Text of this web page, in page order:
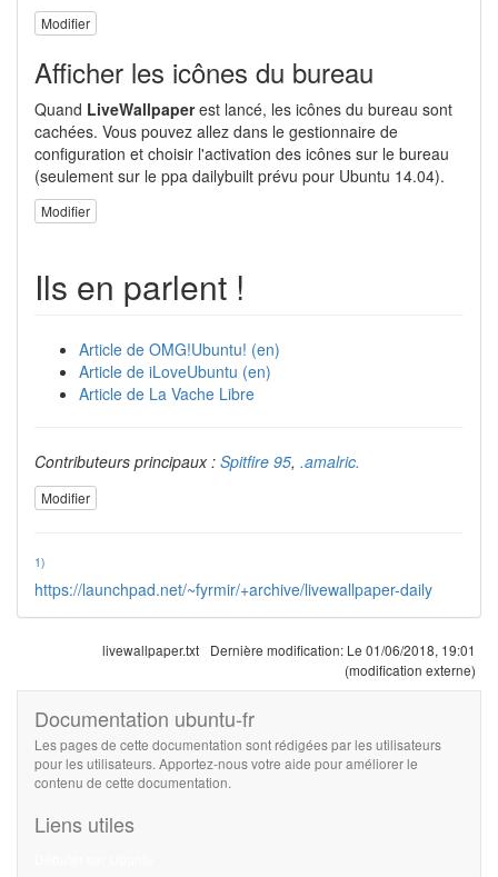
Modifier
Afficher les icônes du bureau
Quand LiveWallpaperest lancé, les icônes du bureau sont
cachées. Vous pouvez allez dans le gestionnaire de
configuration et choisir l'activation des icônes sur le bureau
(seulement sur le ppa dailybuilt prévu pour Ubuntu 14.04).
Modifier
Ils en parlent !
Article de OMG!Ubuntu! (en)
Article de iLoveUbuntu (en)
Article de La Vache Libre
Contributeurs principaux : Spitfire 95, .amalric.
Modifier
1)
https://launchpad.net/~fyrmir/+archive/livewallpaper-daily
livewallpaper.txt Dernière modification: Le 01/06/2018, 19:01
(modification externe)
Documentation ubuntu-fr
Les pages de cette documentation sont rédigées par les utilisateurs
pour les utilisateurs. Apportez-nous votre aide pour améliorer le
contenu de cette documentation.
Liens utiles